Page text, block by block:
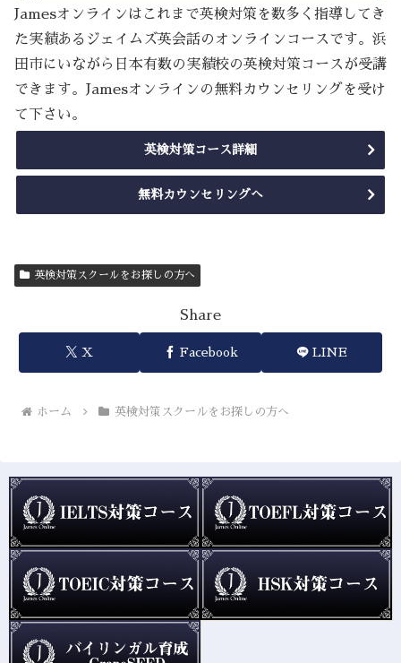
Jamesオンラインはこれまで英検対策を数多く指導してき
た実績あるジェイムズ英会話のオンラインコースです。浜
田市にいながら日本有数の実績校の英検対策コースが受講
できます。Jamesオンラインの無料カウンセリングを受け
て下さい。
英検対策コース詳細
無料カウンセリングへ
英検対策スクールをお探しの方へ
Share
X Facebook LINE
ホーム 英検対策スクールをお探しの方へ